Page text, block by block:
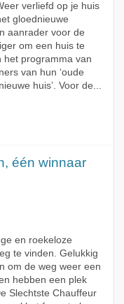
verliefd op je huis
gloednieuwe
aanrader voor de
om een huis te
het programma van
van hun ‘oude
huis’. Voor de...
één winnaar
en roekeloze
te vinden. Gelukkig
om de weg weer een
hebben een plek
Slechtste Chauffeur